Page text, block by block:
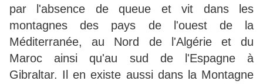
par l'absence de queue et vit dans les
montagnes des pays de l'ouest de la
Méditerranée, au Nord de l'Algérie et du
Maroc ainsi qu'au sud de l'Espagne à
Gibraltar. Il en existe aussi dans la Montagne